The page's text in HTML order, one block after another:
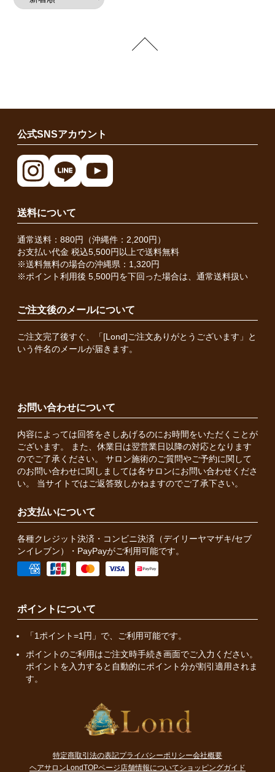
公式SNSアカウント
送料について
通常送料：880円（沖縄件：2,200円）
お支払い代金 税込5,500円以上で送料無料
※送料無料の場合の沖縄県：1,320円
※ポイント利用後 5,500円を下回った場合は、通常送料扱い
ご注文後のメールについて
ご注文完了後すぐ、「[Lond]ご注文ありがとうございます」と
いう件名のメールが届きます。
お問い合わせについて
内容によっては回答をさしあげるのにお時間をいただくことが
ございます。 また、休業日は翌営業日以降の対応となります
のでご了承ください。 サロン施術のご質問やご予約に関して
のお問い合わせに関しましては各サロンにお問い合わせくださ
い。 当サイトではご返答致しかねますのでご了承下さい。
お支払いについて
各種クレジット決済・コンビニ決済（デイリーヤマザキ/セブ
ンイレブン）・PayPayがご利用可能です。
ポイントについて
「1ポイント=1円」で、ご利用可能です。
ポイントのご利用はご注文時手続き画面でご入力ください。
ポイントを入力すると自動的にポイント分が割引適用されま
す。
特定商取引法の表記プライバシーポリシー会社概要
ヘアサロンLondTOPページ 店舗情報についてショッピングガイド